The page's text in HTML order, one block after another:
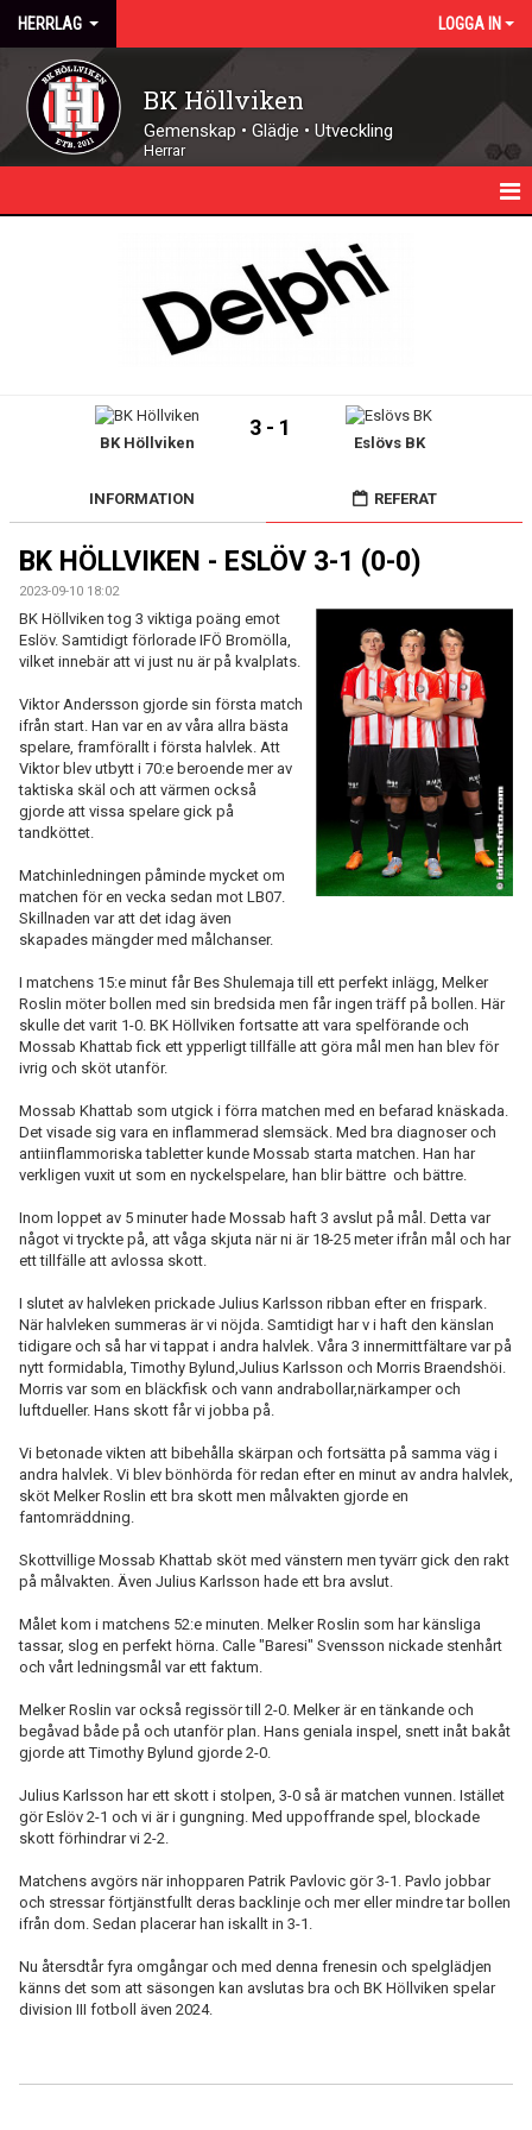
HERRLAG LOGGA IN
BK Höllviken
Gemenskap • Glädje • Utveckling
Herrar
DOKUMENT
BILDGALLERI
KONTAKT
BK Höllviken
3 - 1
Eslövs BK
INFORMATION REFERAT
BK HÖLLVIKEN - ESLÖV 3-1 (0-0)
2023-09-10 18:02
BK Höllviken tog 3 viktiga poäng emot
Eslöv. Samtidigt förlorade IFÖ Bromölla,
vilket innebär att vi just nu är på kvalplats.
Viktor Andersson gjorde sin första match
ifrån start. Han var en av våra allra bästa
spelare, framförallt i första halvlek. Att
Viktor blev utbytt i 70:e beroende mer av
taktiska skäl och att värmen också
gjorde att vissa spelare gick på
tandköttet.
Matchinledningen påminde mycket om
matchen för en vecka sedan mot LB07.
Skillnaden var att det idag även
skapades mängder med målchanser.
I matchens 15:e minut får Bes Shulemaja till ett perfekt inlägg, Melker
Roslin möter bollen med sin bredsida men får ingen träff på bollen. Här
skulle det varit 1-0. BK Höllviken fortsatte att vara spelförande och
Mossab Khattab fick ett ypperligt tillfälle att göra mål men han blev för
ivrig och sköt utanför.
Mossab Khattab som utgick i förra matchen med en befarad knäskada.
Det visade sig vara en inflammerad slemsäck. Med bra diagnoser och
antiinflammoriska tabletter kunde Mossab starta matchen. Han har
verkligen vuxit ut som en nyckelspelare, han blir bättre och bättre.
Inom loppet av 5 minuter hade Mossab haft 3 avslut på mål. Detta var
något vi tryckte på, att våga skjuta när ni är 18-25 meter ifrån mål och har
ett tillfälle att avlossa skott.
I slutet av halvleken prickade Julius Karlsson ribban efter en frispark.
När halvleken summeras är vi nöjda. Samtidigt har v i haft den känslan
tidigare och så har vi tappat i andra halvlek. Våra 3 innermittfältare var på
nytt formidabla, Timothy Bylund,Julius Karlsson och Morris Braendshöi.
Morris var som en bläckfisk och vann andrabollar,närkamper och
luftdueller. Hans skott får vi jobba på.
Vi betonade vikten att bibehålla skärpan och fortsätta på samma väg i
andra halvlek. Vi blev bönhörda för redan efter en minut av andra halvlek,
sköt Melker Roslin ett bra skott men målvakten gjorde en
fantomräddning.
Skottvillige Mossab Khattab sköt med vänstern men tyvärr gick den rakt
på målvakten. Även Julius Karlsson hade ett bra avslut.
Målet kom i matchens 52:e minuten. Melker Roslin som har känsliga
tassar, slog en perfekt hörna. Calle "Baresi" Svensson nickade stenhårt
och vårt ledningsmål var ett faktum.
Melker Roslin var också regissörtill 2-0. Melker är en tänkande och
begåvad både på och utanför plan. Hans geniala inspel, snett inåt bakåt
gjorde att Timothy Bylund gjorde 2-0.
Julius Karlsson har ett skott i stolpen, 3-0 så är matchen vunnen. Istället
gör Eslöv 2-1 och vi är i gungning. Med uppoffrande spel, blockade
skott förhindrar vi 2-2.
Matchens avgörs när inhopparen Patrik Pavlovic gör 3-1. Pavlo jobbar
och stressar förtjänstfullt deras backlinje och mer eller mindre tar bollen
ifrån dom. Sedan placerar han iskallt in 3-1.
Nu återsdtår fyra omgångar och med denna frenesin och spelglädjen
känns det som att säsongen kan avslutas bra och BK Höllviken spelar
division III fotboll även 2024.